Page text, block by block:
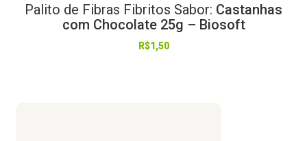
Palito de Fibras Fibritos Sabor: Castanhas
com Chocolate 25g – Biosoft
R$1,50